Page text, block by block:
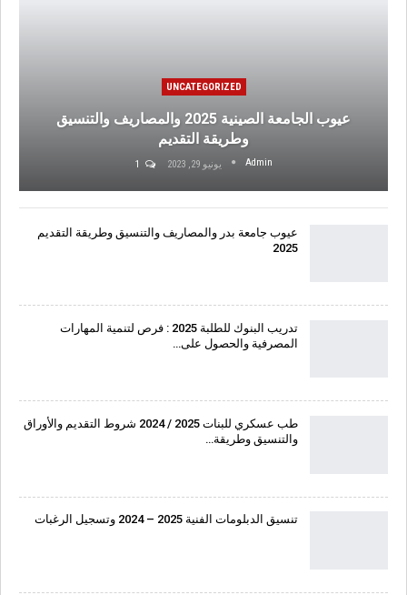
UNCATEGORIZED
عيوب الجامعة الصينية 2025 والمصاريف والتنسيق
وطريقة التقديم
Admin يونيو 29, 2023
عيوب جامعة بدر والمصاريف والتنسيق وطريقة التقديم
2025
تدريب البنوك للطلبة 2025 : فرص لتنمية المهارات
المصرفية والحصول على…
طب عسكري للبنات 2025 / 2024 شروط التقديم والأوراق
والتنسيق وطريقة…
تنسيق الدبلومات الفنية 2025 – 2024 وتسجيل الرغبات